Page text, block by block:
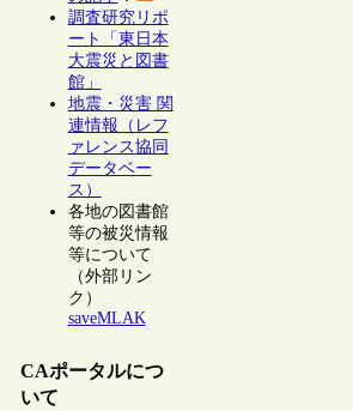
調査研究リポ
ート「東日本
大震災と図書
館」
地震・災害 関
連情報（レフ
ァレンス協同
データベー
ス）
各地の図書館
等の被災情報
等について
（外部リン
ク）
saveMLAK
CAポータルにつ
いて